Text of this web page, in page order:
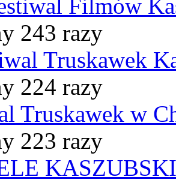
Filmów
243 razy
Truskawek
224 razy
Truskawek w
223 razy